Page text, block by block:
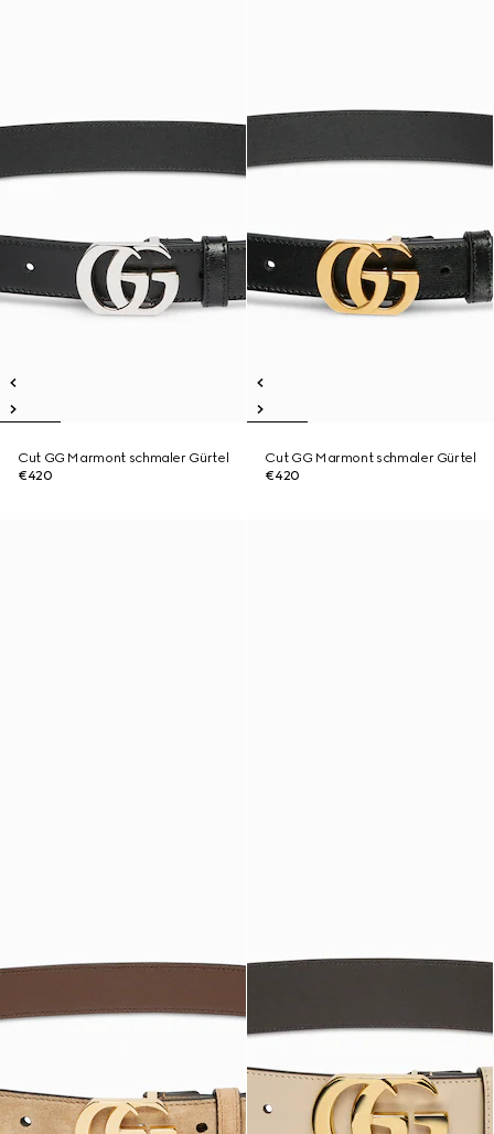
Cut GG Marmont schmaler Gürtel
€420
Cut GG Marmont schmaler Gürtel
€420